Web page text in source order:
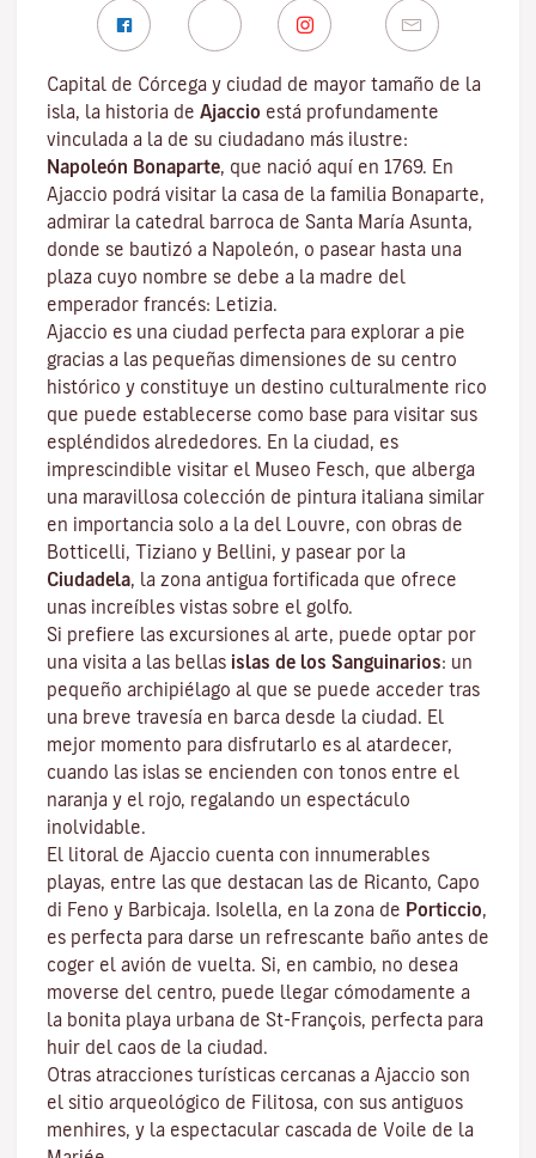
Capital de Córcega y ciudad de mayor tamaño de la
isla, la historia de Ajaccio está profundamente
vinculada a la de su ciudadano más ilustre:
Napoleón Bonaparte, que nació aquí en 1769. En
Ajaccio podrá visitar la casa de la familia Bonaparte,
admirar la catedral barroca de Santa María Asunta,
donde se bautizó a Napoleón, o pasear hasta una
plaza cuyo nombre se debe a la madre del
emperador francés: Letizia.
Ajaccio es una ciudad perfecta para explorar a pie
gracias a las pequeñas dimensiones de su centro
histórico y constituye un destino culturalmente rico
que puede establecerse como base para visitar sus
espléndidos alrededores. En la ciudad, es
imprescindible visitar el Museo Fesch, que alberga
una maravillosa colección de pintura italiana similar
en importancia solo a la del Louvre, con obras de
Botticelli, Tiziano y Bellini, y pasear por la
Ciudadela, la zona antigua fortificada que ofrece
unas increíbles vistas sobre el golfo.
Si prefiere las excursiones al arte, puede optar por
una visita a las bellas islas de los Sanguinarios: un
pequeño archipiélago al que se puede acceder tras
una breve travesía en barca desde la ciudad. El
mejor momento para disfrutarlo es al atardecer,
cuando las islas se encienden con tonos entre el
naranja y el rojo, regalando un espectáculo
inolvidable.
El litoral de Ajaccio cuenta con innumerables
playas, entre las que destacan las de Ricanto, Capo
di Feno y Barbicaja. Isolella, en la zona de Porticcio,
es perfecta para darse un refrescante baño antes de
coger el avión de vuelta. Si, en cambio, no desea
moverse del centro, puede llegar cómodamente a
la bonita playa urbana de St-François, perfecta para
huir del caos de la ciudad.
Otras atracciones turísticas cercanas a Ajaccio son
el sitio arqueológico de Filitosa, con sus antiguos
menhires, y la espectacular cascada de Voile de la